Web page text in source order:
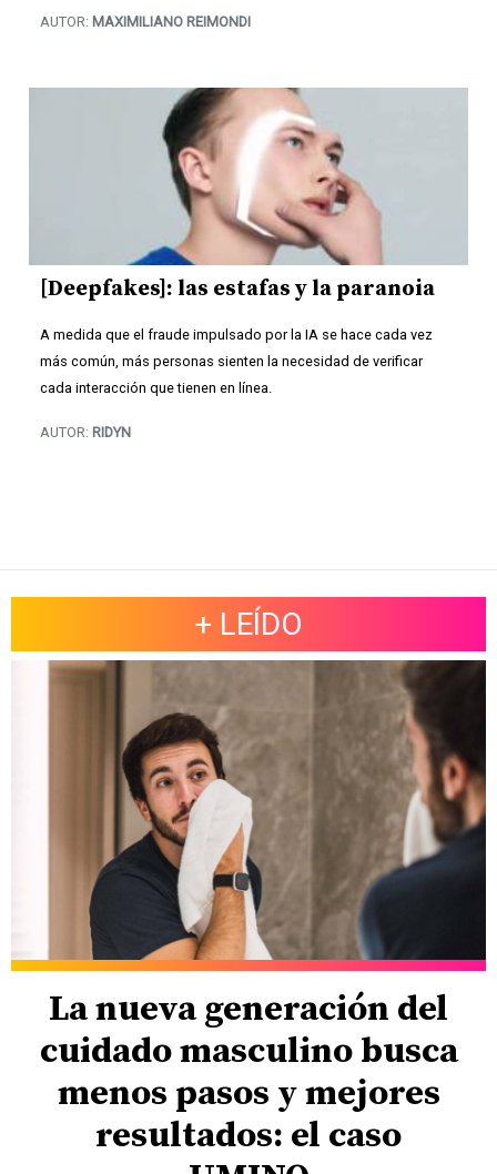
AUTOR: MAXIMILIANO REIMONDI
[Deepfakes]: las estafas y la paranoia
A medida que el fraude impulsado por la IA se hace cada vez
más común, más personas sienten la necesidad de verificar
cada interacción que tienen en línea.
AUTOR: RIDYN
+ LEÍDO
La nueva generación del
cuidado masculino busca
menos pasos y mejores
resultados: el caso